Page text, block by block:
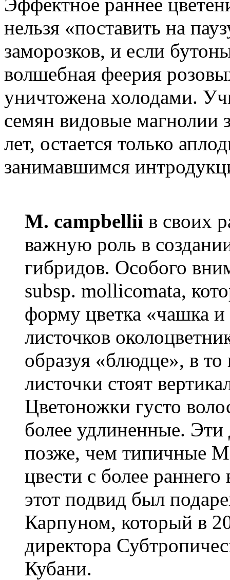
нельзя «поставить на
заморозков, и если
волшебная феерия
уничтожена холодами.
семян видовые магнолии
лет, остается только
занимавшимся
M. campbellii в своих
важную роль в
гибридов. Особого
subsp. mollicomata,
форму цветка «чашка
листочков
образуя «блюдце», в
листочки стоят
Цветоножки густо
более удлиненные. Эти
позже, чем типичные
цвести с более
этот подвид был
Карпуном, который в
директора
Кубани.